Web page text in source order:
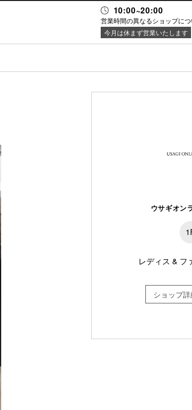
10:00~20:00
営業時間の異なるショップに
今月は休まず営業いたします
ウサギオン
レディス & フ
ショップ